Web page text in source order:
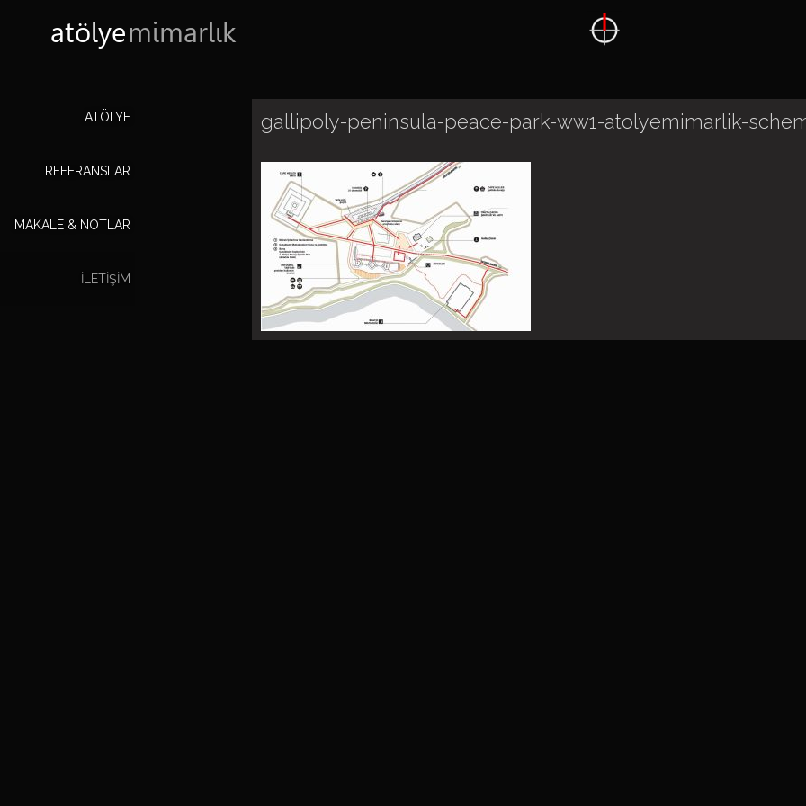
atölyemimarlık
gallipoly-peninsula-peace-park-ww1-atolyemimarlik-
ATÖLYE
REFERANSLAR
MAKALE & NOTLAR
ILETIŞIM